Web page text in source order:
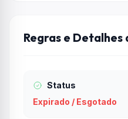
Regras e Detalhes
Status
Expirado / Esgotado